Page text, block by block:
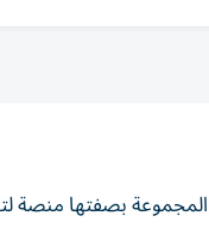
بصفتها منصة